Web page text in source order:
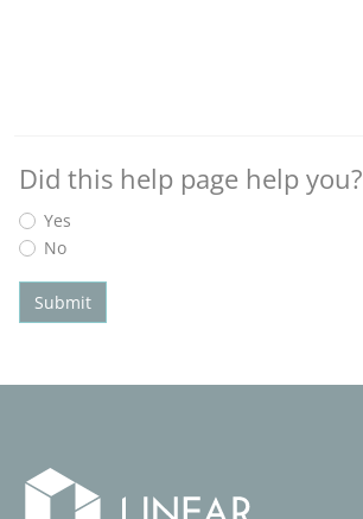
Did this help page help you?
Yes
No
Submit